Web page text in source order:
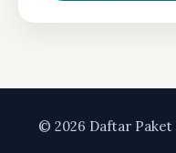
© 2026 Daftar Paket